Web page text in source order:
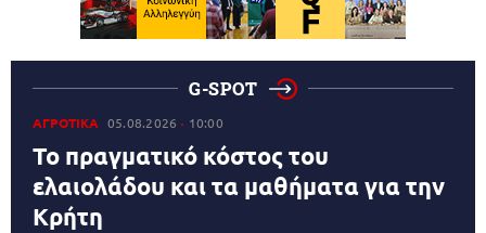
G-SPOT
ΑΓΡΟΤΙΚΑ 05.08.2026 10:00
Το πραγματικό κόστος του
ελαιολάδου και τα μαθήματα για την
Κρήτη